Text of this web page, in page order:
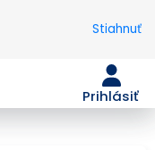
Stiahnuť
Prihlásiť